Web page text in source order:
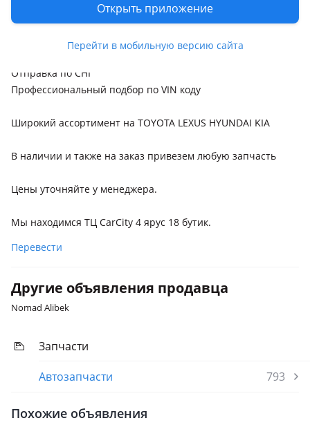
Открыть приложение
Перейти в мобильную версию сайта
Дубликат
Отправка по СНГ
Профессиональный подбор по VIN коду
Широкий ассортимент на TOYOTA LEXUS HYUNDAI KIA
В наличии и также на заказ привезем любую запчасть
Цены уточняйте у менеджера.
Мы находимся ТЦ CarCity 4 ярус 18 бутик.
Перевести
Другие объявления продавца
Nomad Alibek
Запчасти
Автозапчасти
793
Похожие объявления